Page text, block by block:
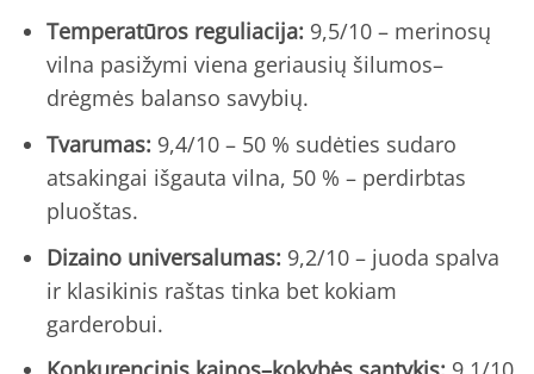
Temperatūros reguliacija: 9,5/10 – merinosų
vilna pasižymi viena geriausių šilumos–
drėgmės balanso savybių.
Tvarumas: 9,4/10 – 50 % sudėties sudaro
atsakingai išgauta vilna, 50 % – perdirbtas
pluoštas.
Dizaino universalumas: 9,2/10 – juoda spalva
ir klasikinis raštas tinka bet kokiam
garderobui.